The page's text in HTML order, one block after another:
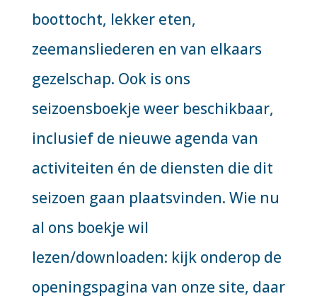
boottocht, lekker eten,
zeemansliederen en van elkaars
gezelschap. Ook is ons
seizoensboekje weer beschikbaar,
inclusief de nieuwe agenda van
activiteiten én de diensten die dit
seizoen gaan plaatsvinden. Wie nu
al ons boekje wil
lezen/downloaden: kijk onderop de
openingspagina van onze site, daar